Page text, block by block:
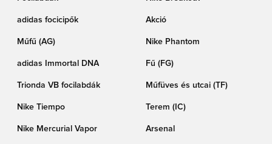
adidas focicipők Akció
Műfű (AG) Nike Phantom
adidas Immortal DNA Fű (FG)
Trionda VB focilabdák Műfüves és utcai (TF)
Nike Tiempo Terem (IC)
Nike Mercurial Vapor Arsenal